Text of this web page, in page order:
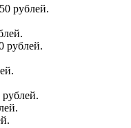
рублей.
рублей.